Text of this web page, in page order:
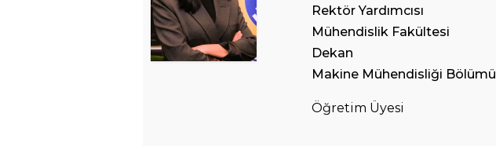
Rektör Yardımcısı
Mühendislik Fakültesi
Dekan
Makine Mühendisliği Bölümü
Öğretim Üyesi